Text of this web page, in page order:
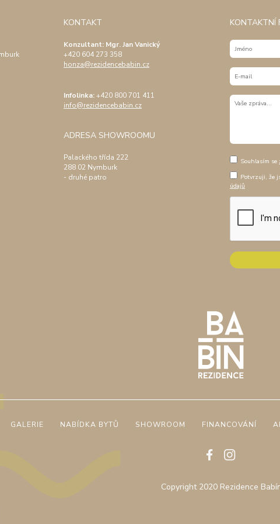
KONTAKT
Konzultant: Mgr. Jan Vanický
+420 604 273 358
honza@rezidencebabin.cz
Infolinka:+420 800 701 411
info@rezidencebabin.cz
ADRESA SHOWROOMU
Palackého třída 222
288 02 Nymburk
- druhé patro
KONTAKTNÍ
Souhlasím se
Potvrzuji, že
údajů
GALERIE NABÍDKA BYTŮ SHOWROOM FINANCOVÁNÍ
Copyright 2020 Rezidence